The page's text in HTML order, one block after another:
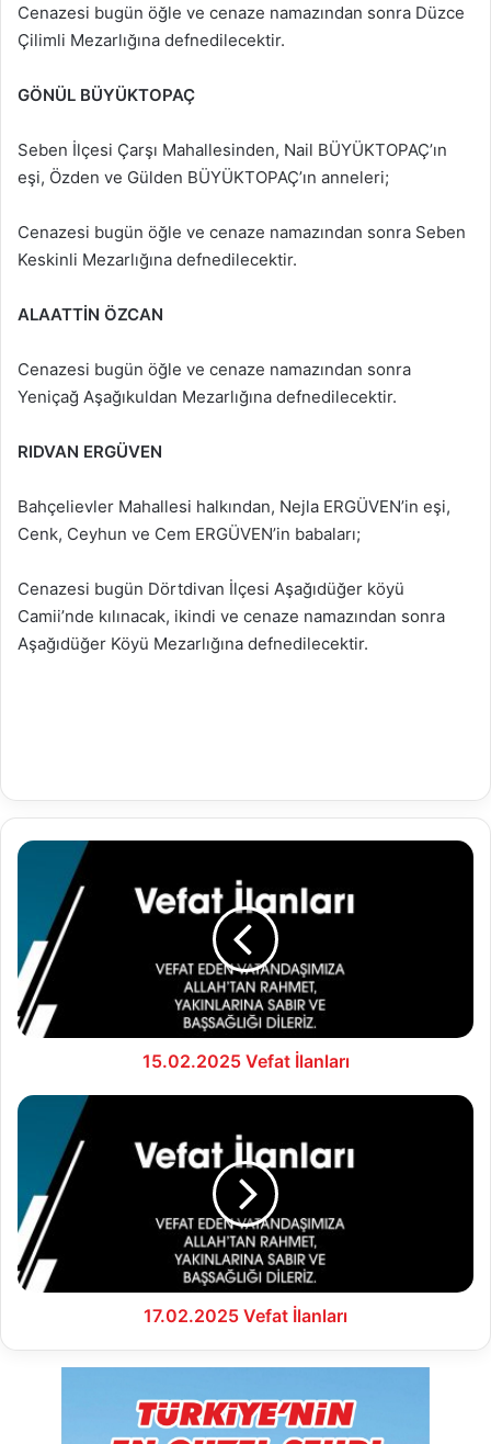
Cenazesi bugün öğle ve cenaze namazından sonra Düzce
Çilimli Mezarlığına defnedilecektir.
GÖNÜL BÜYÜKTOPAÇ
Seben İlçesi Çarşı Mahallesinden, Nail BÜYÜKTOPAÇ’ın
eşi, Özden ve Gülden BÜYÜKTOPAÇ’ın anneleri;
Cenazesi bugün öğle ve cenaze namazından sonra Seben
Keskinli Mezarlığına defnedilecektir.
ALAATTİN ÖZCAN
Cenazesi bugün öğle ve cenaze namazından sonra
Yeniçağ Aşağıkuldan Mezarlığına defnedilecektir.
RIDVAN ERGÜVEN
Bahçelievler Mahallesi halkından, Nejla ERGÜVEN’in eşi,
Cenk, Ceyhun ve Cem ERGÜVEN’in babaları;
Cenazesi bugün Dörtdivan İlçesi Aşağıdüğer köyü
Camii’nde kılınacak, ikindi ve cenaze namazından sonra
Aşağıdüğer Köyü Mezarlığına defnedilecektir.
15.02.2025
15.02.2025 Vefat İlanları
17.02.2025
17.02.2025 Vefat İlanları